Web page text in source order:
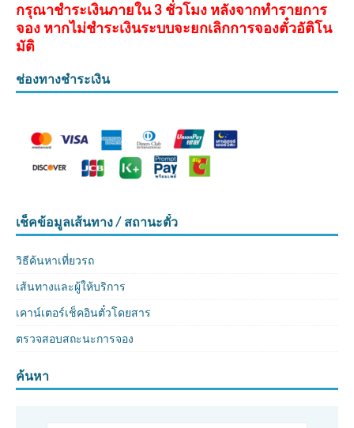
กรุณาชำระเงินภายใน 3 ชั่วโมง หลังจากทำรายการ
จอง หากไม่ชำระเงินระบบจะยกเลิกการจองตั๋วอัติโน
มัติ
ช่องทางชำระเงิน
เช็คข้อมูลเส้นทาง / สถานะตั๋ว
วิธีค้นหาเที่ยวรถ
เส้นทางและผู้ให้บริการ
เคาน์เตอร์เช็คอินตั๋วโดยสาร
ตรวจสอบสถะนะการจอง
ค้นหา